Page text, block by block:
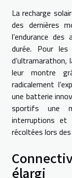
La recharge
des dernières
l’endurance
durée. Pour
d’ultramarathon,
leur montre
radicalement
une batterie
sportifs une
interruptions et
récoltées lors
élargi